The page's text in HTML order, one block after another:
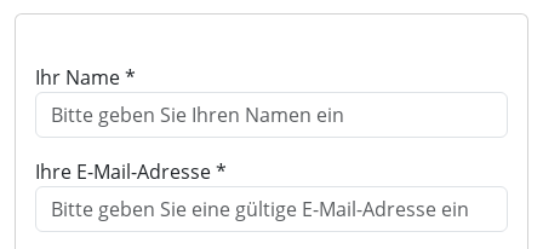
Ihr Name *
Ihre E-Mail-Adresse *